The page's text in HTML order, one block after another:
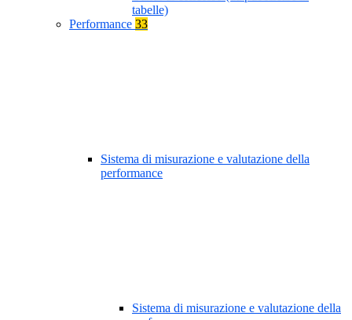
tabelle)
Performance 33
Sistema di misurazione e valutazione della
performance
Sistema di misurazione e valutazione della